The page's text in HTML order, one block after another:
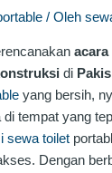
/ Oleh
di Pakis
yang bersih,
di tempat yang
sewa toilet
Dengan